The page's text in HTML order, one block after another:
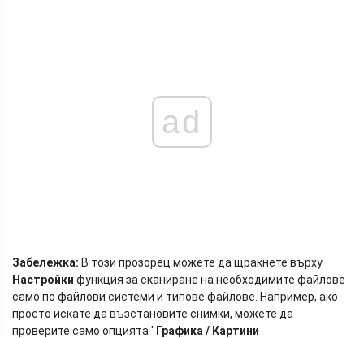
ad
Забележка: В този прозорец можете да щракнете върху
Настройки функция за сканиране на необходимите файлове
само по файлови системи и типове файлове. Например, ако
просто искате да възстановите снимки, можете да
проверите само опцията ' Графика / Картини